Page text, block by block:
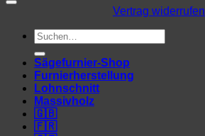
Vertrag widerrufen
Suchen
nach:
Sägefurnier-Shop
Furnierherstellung
Lohnschnitt
Massivholz
🇬🇧
🇫🇷